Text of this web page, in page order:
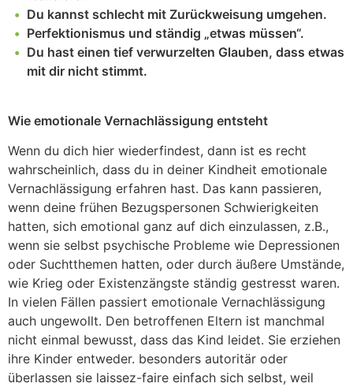
Du kannst schlecht mit Zurückweisung umgehen.
Perfektionismus und ständig „etwas müssen“.
Du hast einen tief verwurzelten Glauben, dass etwas
mit dir nicht stimmt.
Wie emotionale Vernachlässigung entsteht
Wenn du dich hier wiederfindest, dann ist es recht
wahrscheinlich, dass du in deiner Kindheit emotionale
Vernachlässigung erfahren hast. Das kann passieren,
wenn deine frühen Bezugspersonen Schwierigkeiten
hatten, sich emotional ganz auf dich einzulassen, z.B.,
wenn sie selbst psychische Probleme wie Depressionen
oder Suchtthemen hatten, oder durch äußere Umstände,
wie Krieg oder Existenzängste ständig gestresst waren.
In vielen Fällen passiert emotionale Vernachlässigung
auch ungewollt. Den betroffenen Eltern ist manchmal
nicht einmal bewusst, dass das Kind leidet. Sie erziehen
ihre Kinder entweder. besonders autoritär oder
überlassen sie laissez-faire einfach sich selbst, weil